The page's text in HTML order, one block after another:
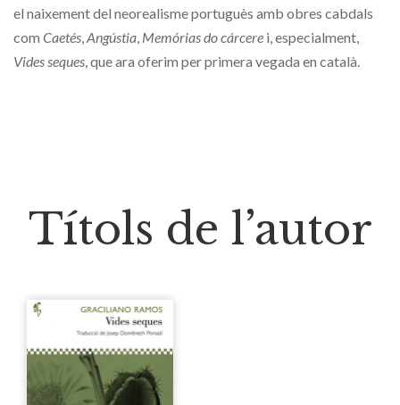
el naixement del neorealisme portuguès amb obres cabdals
com Caetés Angústia Memórias do cárcere i, especialment,
Vides seques , que ara oferim per primera vegada en català.
Títols de l’autor